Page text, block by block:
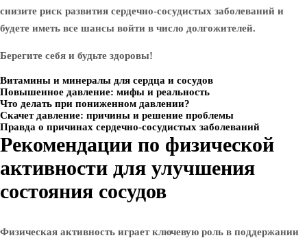
снизите риск развития сердечно-сосудистых заболеваний и
будете иметь все шансы войти в число долгожителей.
Берегите себя и будьте здоровы!
Витамины и минералы для сердца и сосудов
Повышенное давление: мифы и реальность
Что делать при пониженном давлении?
Скачет давление: причины и решение проблемы
Правда о причинах сердечно-сосудистых заболеваний
Рекомендации по физической
активности для улучшения
состояния сосудов
Физическая активность играет ключевую роль в поддержании